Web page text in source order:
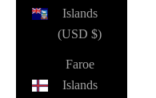
Islands
(USD $)
Faroe
Islands